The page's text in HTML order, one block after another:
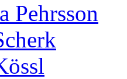
Pehrsson